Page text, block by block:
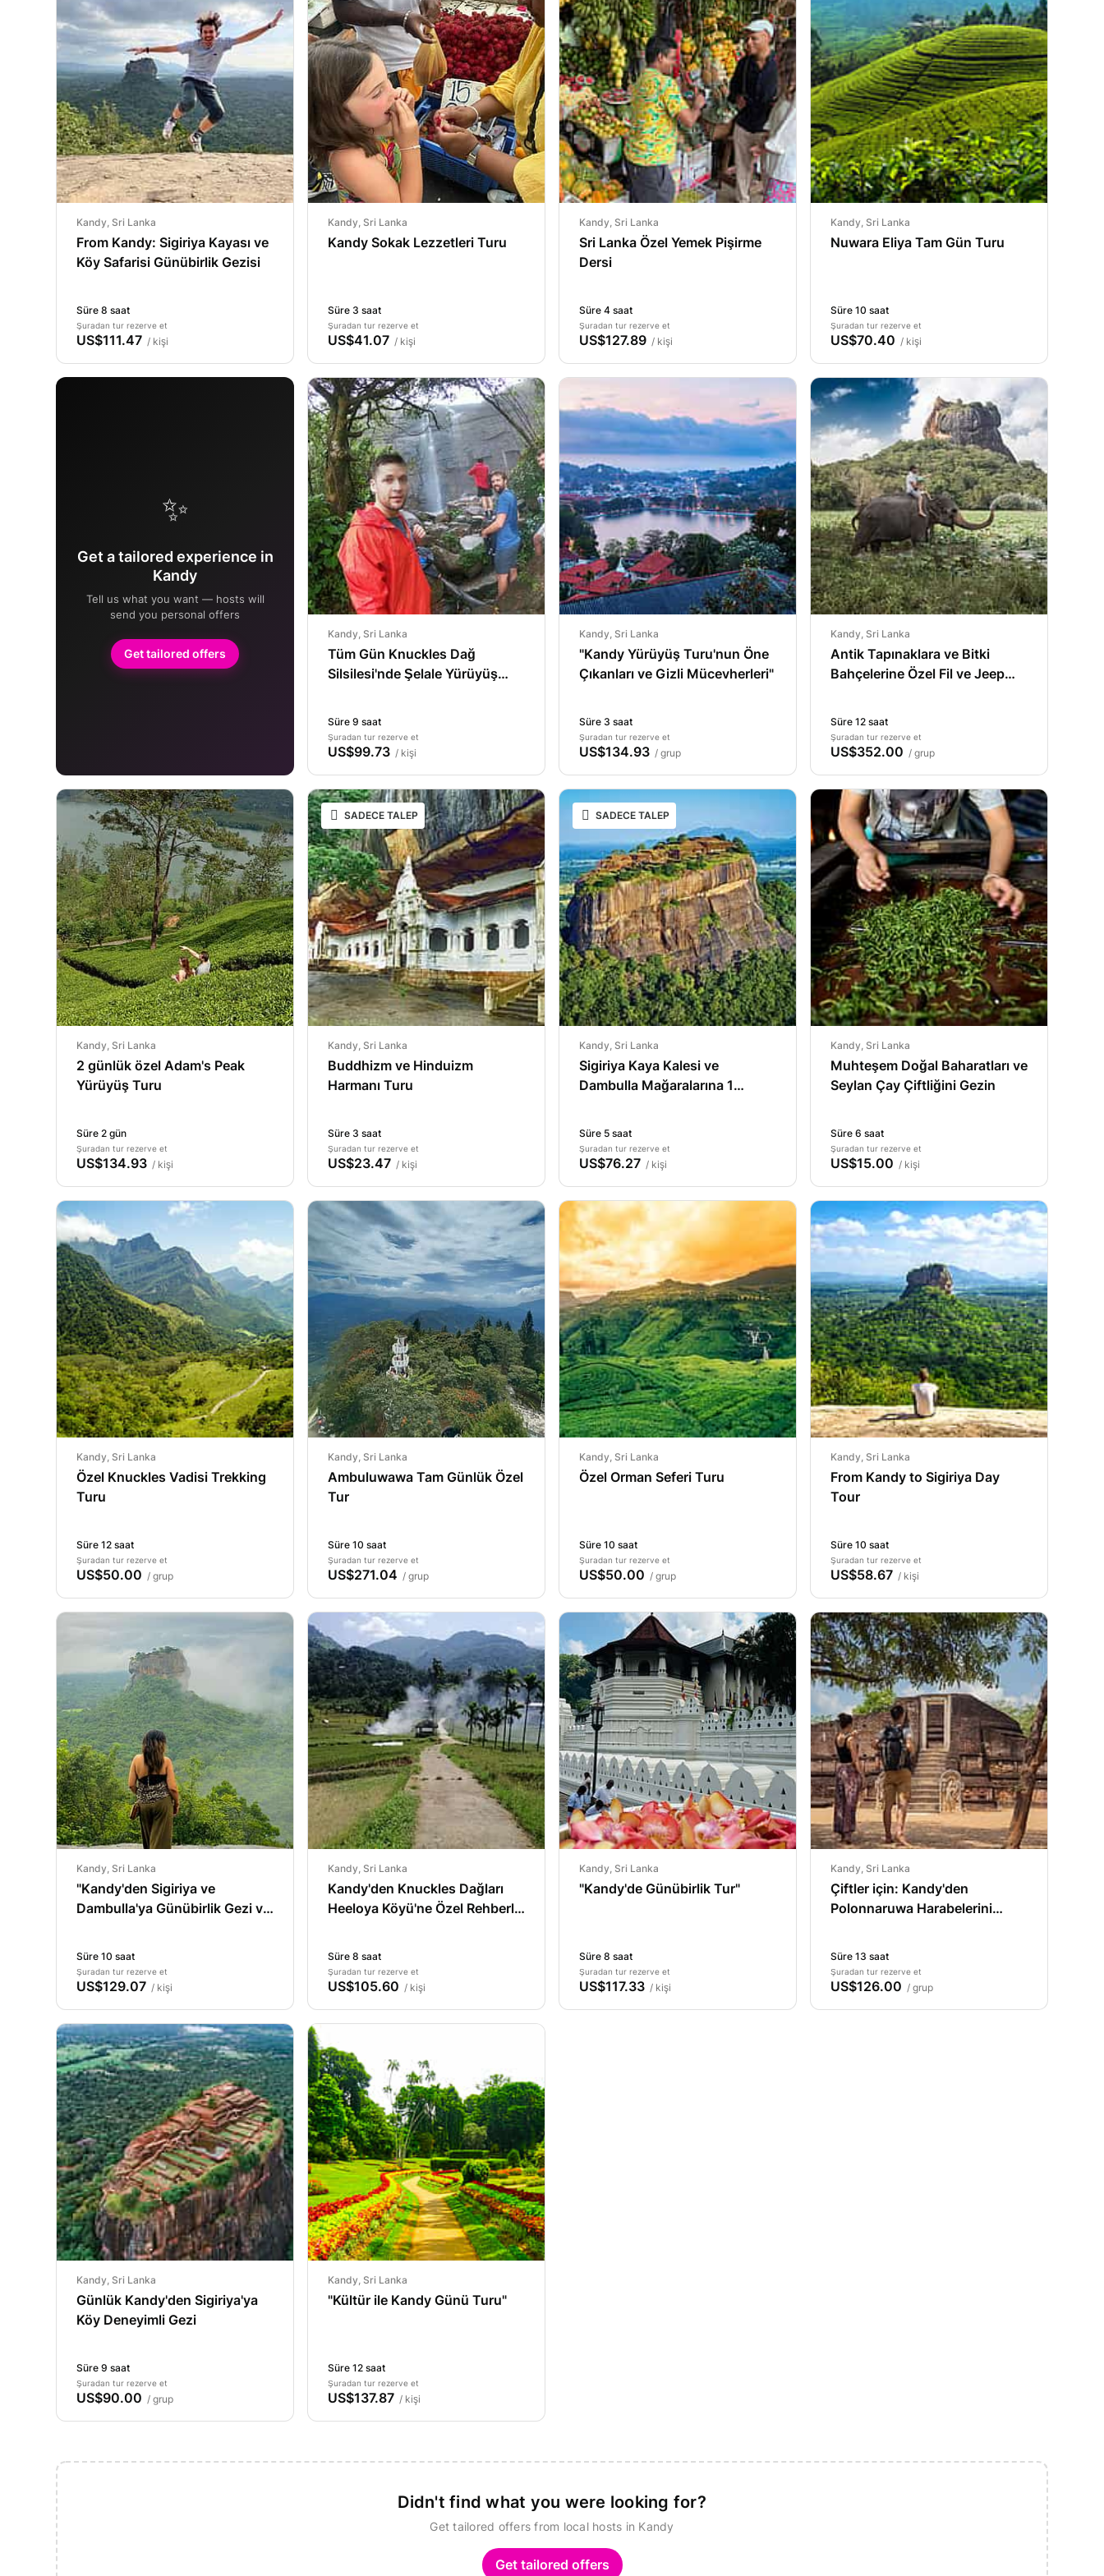
Kandy, Sri Lanka
From Kandy: Sigiriya Kayası ve
Köy Safarisi Günübirlik Gezisi
Süre 8 saat
Şuradan tur rezerve et
US$111.47 / kişi
Kandy, Sri Lanka
Kandy Sokak Lezzetleri Turu
Süre 3 saat
Şuradan tur rezerve et
US$41.07 / kişi
Kandy, Sri Lanka
Sri Lanka Özel Yemek Pişirme
Dersi
Süre 4 saat
Şuradan tur rezerve et
US$127.89 / kişi
Kandy, Sri Lanka
Nuwara Eliya Tam Gün Turu
Süre 10 saat
Şuradan tur rezerve et
US$70.40 / kişi
✨
Get a tailored experience in
Kandy
Tell us what you want — hosts will
send you personal offers
Get tailored offers
Kandy, Sri Lanka
Tüm Gün Knuckles Dağ
Silsilesi'nde Şelale Yürüyüş
Süre 9 saat
Şuradan tur rezerve et
US$99.73 / kişi
Kandy, Sri Lanka
"Kandy Yürüyüş Turu'nun Öne
Çıkanları ve Gizli Mücevherleri"
Süre 3 saat
Şuradan tur rezerve et
US$134.93 / grup
Kandy, Sri Lanka
Antik Tapınaklara ve Bitki
Bahçelerine Özel Fil ve Jeep
Süre 12 saat
Şuradan tur rezerve et
US$352.00 / grup
Kandy, Sri Lanka
2 günlük özel Adam's Peak
Yürüyüş Turu
Süre 2 gün
Şuradan tur rezerve et
US$134.93 / kişi
SADECE TALEP
Kandy, Sri Lanka
Buddhizm ve Hinduizm
Harmanı Turu
Süre 3 saat
Şuradan tur rezerve et
US$23.47 / kişi
SADECE TALEP
Kandy, Sri Lanka
Sigiriya Kaya Kalesi ve
Dambulla Mağaralarına 1
Süre 5 saat
Şuradan tur rezerve et
US$76.27 / kişi
Kandy, Sri Lanka
Muhteşem Doğal Baharatları ve
Seylan Çay Çiftliğini Gezin
Süre 6 saat
Şuradan tur rezerve et
US$15.00 / kişi
Kandy, Sri Lanka
Özel Knuckles Vadisi Trekking
Turu
Süre 12 saat
Şuradan tur rezerve et
US$50.00 / grup
Kandy, Sri Lanka
Ambuluwawa Tam Günlük Özel
Tur
Süre 10 saat
Şuradan tur rezerve et
US$271.04 / grup
Kandy, Sri Lanka
Özel Orman Seferi Turu
Süre 10 saat
Şuradan tur rezerve et
US$50.00 / grup
Kandy, Sri Lanka
From Kandy to Sigiriya Day
Tour
Süre 10 saat
Şuradan tur rezerve et
US$58.67 / kişi
Kandy, Sri Lanka
"Kandy'den Sigiriya ve
Dambulla'ya Günübirlik Gezi ve
Süre 10 saat
Şuradan tur rezerve et
US$129.07 / kişi
Kandy, Sri Lanka
Kandy'den Knuckles Dağları
Heeloya Köyü'ne Özel Rehberli
Süre 8 saat
Şuradan tur rezerve et
US$105.60 / kişi
Kandy, Sri Lanka
"Kandy'de Günübirlik Tur"
Süre 8 saat
Şuradan tur rezerve et
US$117.33 / kişi
Kandy, Sri Lanka
Çiftler için: Kandy'den
Polonnaruwa Harabelerini
Süre 13 saat
Şuradan tur rezerve et
US$126.00 / grup
Kandy, Sri Lanka
Günlük Kandy'den Sigiriya'ya
Köy Deneyimli Gezi
Süre 9 saat
Şuradan tur rezerve et
US$90.00 / grup
Kandy, Sri Lanka
"Kültür ile Kandy Günü Turu"
Süre 12 saat
Şuradan tur rezerve et
US$137.87 / kişi
Didn't find what you were looking for?
Get tailored offers from local hosts in Kandy
Get tailored offers